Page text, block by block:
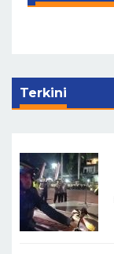
Terkini